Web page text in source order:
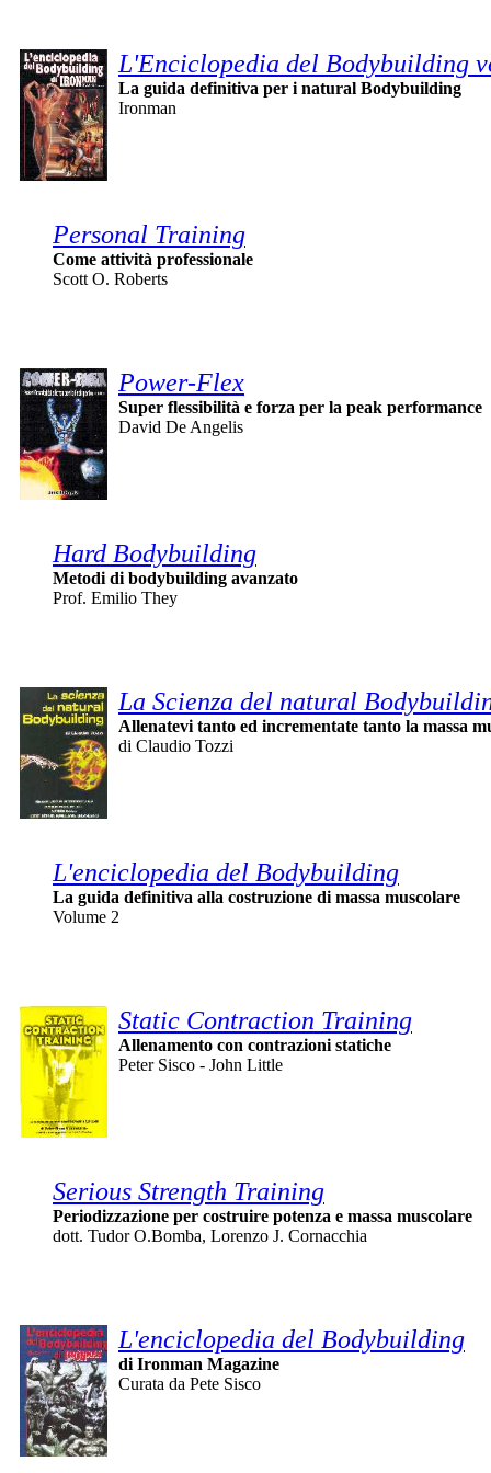
L'Enciclopedia del Bodybuilding
La guida definitiva per i natural Bodybuilding
Ironman
Personal Training
Come attività professionale
Scott O. Roberts
Power-Flex
Super flessibilità e forza per la peak performance
David De Angelis
Hard Bodybuilding
Metodi di bodybuilding avanzato
Prof. Emilio They
La Scienza del natural
Allenatevi tanto ed incrementate tanto la massa
di Claudio Tozzi
L'enciclopedia del Bodybuilding
La guida definitiva alla costruzione di massa muscolare
Volume 2
Static Contraction Training
Allenamento con contrazioni statiche
Peter Sisco - John Little
Serious Strength Training
Periodizzazione per costruire potenza e massa muscolare
dott. Tudor O.Bomba, Lorenzo J. Cornacchia
L'enciclopedia del Bodybuilding
di Ironman Magazine
Curata da Pete Sisco